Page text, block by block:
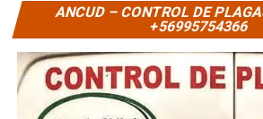
ANCUD – CONTROL DE
+56995754366